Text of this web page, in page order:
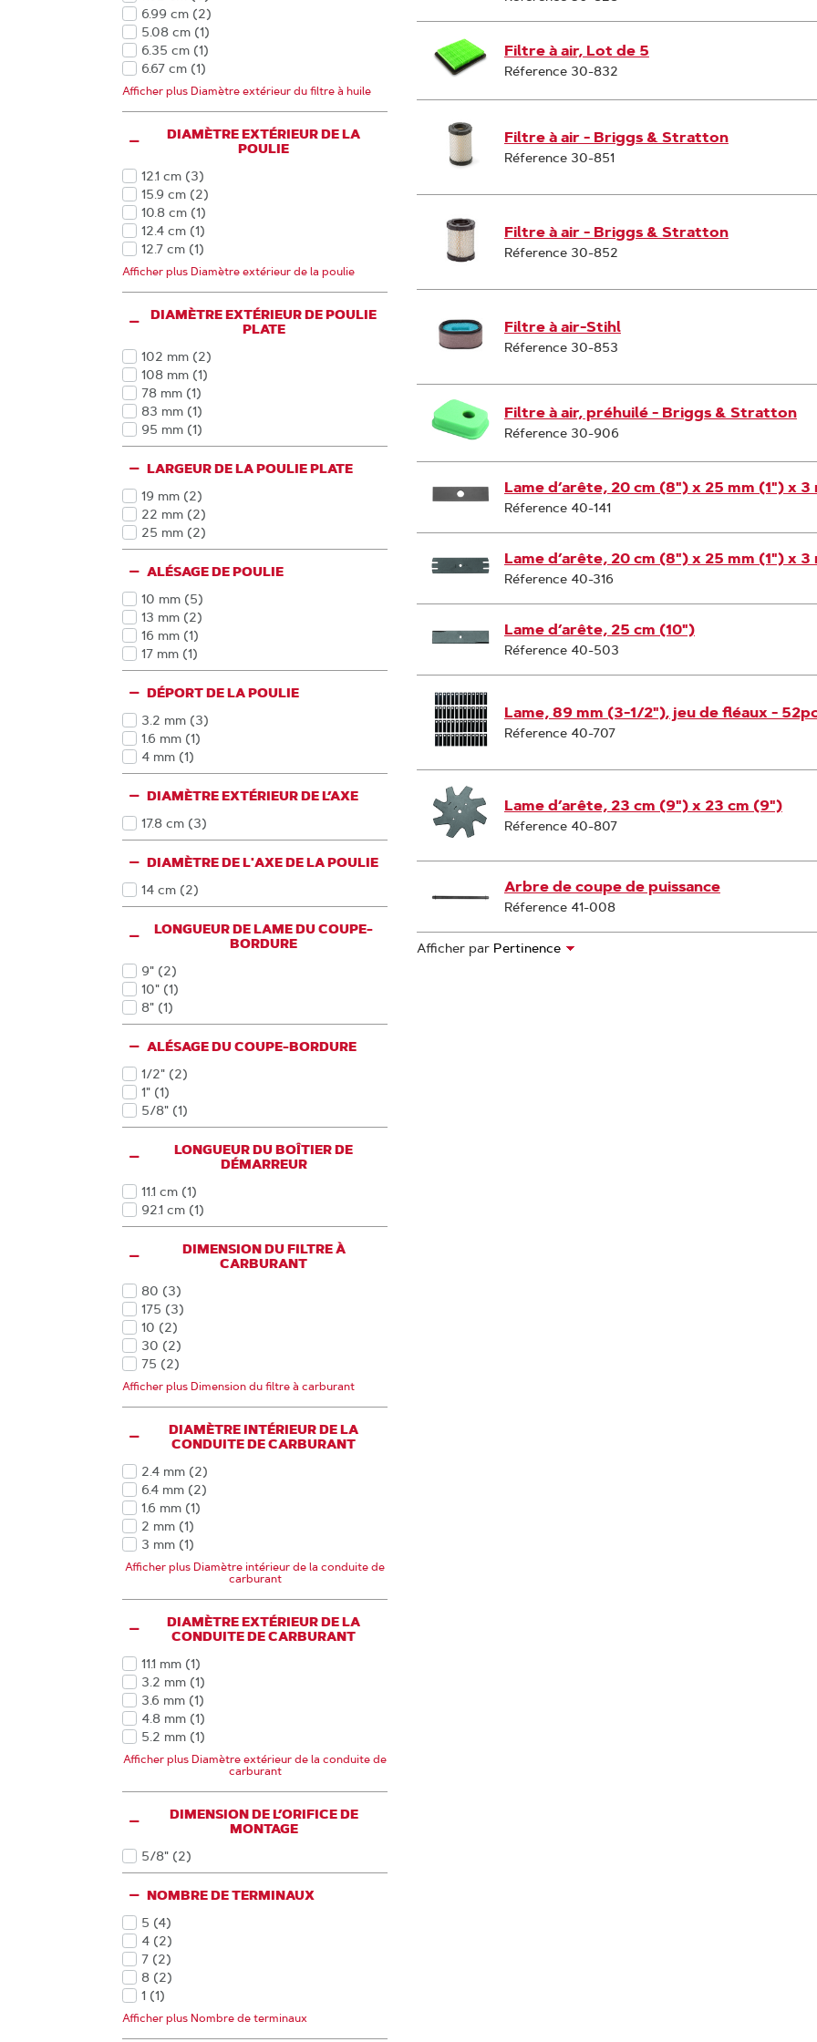
Produits
6.99 cm (2
Produits
)
5.08 cm (1
Produits
)
6.35 cm (1
Produits
)
6.67 cm (1)
7.94 cm (1
Produits
)
Produits
Afficher plus Diamètre extérieur du filtre à huile
DIAMÈTRE EXTÉRIEUR DE LA
POULIE
12.1 cm (3
Produits
)
15.9 cm (2
Produits
)
10.8 cm (1
Produits
)
12.4 cm (1
Produits
)
12.7 cm (1)
7.6 cm(1
Produits
)
Produits
(1
Produits
9 cm(1)
Produits
Afficher plus Diamètre extérieur de la poulie
DIAMÈTRE EXTÉRIEUR DE POULIE
PLATE
102 mm (2
Produits
)
108 mm (1
Produits
)
78 mm (1
Produits
)
83 mm (1
Produits
)
95 mm (1
Produits
)
LARGEUR DE LA POULIE PLATE
19 mm (2
Produits
)
22 mm (2
Produits
)
25 mm (2
Produits
)
ALÉSAGE DE POULIE
10 mm (5
Produits
)
13 mm (2
Produits
)
16 mm (1
Produits
)
17 mm (1
Produits
)
DÉPORT DE LA POULIE
3.2 mm (3
Produits
)
1.6 mm (1
Produits
)
4 mm (1
Produits
)
DIAMÈTRE EXTÉRIEUR DE L’AXE
17.8 cm (3
Produits
)
DIAMÈTRE DE L'AXE DE LA POULIE
14 cm (2
Produits
)
LONGUEUR DE LAME DU COUPE-
BORDURE
9" (2
Produits
)
10" (1
Produits
)
8" (1
Produits
)
ALÉSAGE DU COUPE-BORDURE
1/2" (2
Produits
)
1" (1
Produits
)
5/8" (1
Produits
)
LONGUEUR DU BOÎTIER DE
DÉMARREUR
11.1 cm (1
Produits
)
92.1 cm (1
Produits
)
DIMENSION DU FILTRE À
CARBURANT
80 (3
Produits
)
175 (3
Produits
)
10 (2
Produits
)
30 (2
Produits
)
75 (2)
15(1
Produits
)
Produits
Afficher plus Dimension du filtre à carburant
DIAMÈTRE INTÉRIEUR DE LA
CONDUITE DE CARBURANT
2.4 mm (2
Produits
)
6.4 mm (2
Produits
)
1.6 mm (1
Produits
)
2 mm (1
Produits
)
3 mm (1)
3.2 mm(1
Produits
)
Afficher plus Diamètre intérieur de la conduite de
carburant
DIAMÈTRE EXTÉRIEUR DE LA
CONDUITE DE CARBURANT
11.1 mm (1
Produits
)
3.2 mm (1
Produits
)
3.6 mm (1
Produits
)
4.8 mm (1
Produits
)
5.2 mm (1)
5.4 mm(1
Produits
)
7.9 mm(1)
9.5 mm(1
Produits
)
Afficher plus Diamètre extérieur de la conduite de
carburant
DIMENSION DE L’ORIFICE DE
MONTAGE
5/8" (2
Produits
)
NOMBRE DE TERMINAUX
5 (4
Produits
)
4 (2
Produits
)
7 (2
Produits
)
8 (2
Produits
)
1 (1)
2(1
Produits
)
Afficher plus Nombre de terminaux
Filtre à air, Lot de 5
Réference 30-832
Filtre à air - Briggs & Stratton
Réference 30-851
Filtre à air - Briggs & Stratton
Réference 30-852
Filtre à air-Stihl
Réference 30-853
Filtre à air, préhuilé - Briggs & Stratton
Réference 30-906
Lame d’arête, 20 cm (8") x 25 mm (1") x 3
Réference 40-141
Lame d’arête, 20 cm (8") x 25 mm (1") x 3
Réference 40-316
Lame d’arête, 25 cm (10")
Réference 40-503
Lame, 89 mm (3-1/2"), jeu de fléaux -
Réference 40-707
Lame d’arête, 23 cm (9") x 23 cm (9")
Réference 40-807
Arbre de coupe de puissance
Réference 41-008
Afficher par